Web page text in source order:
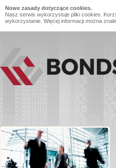
Nowe zasady dotyczące cookies.
Nasz serwis wykorzystuje pliki cookies.
wykorzystanie. Więcej informacji można